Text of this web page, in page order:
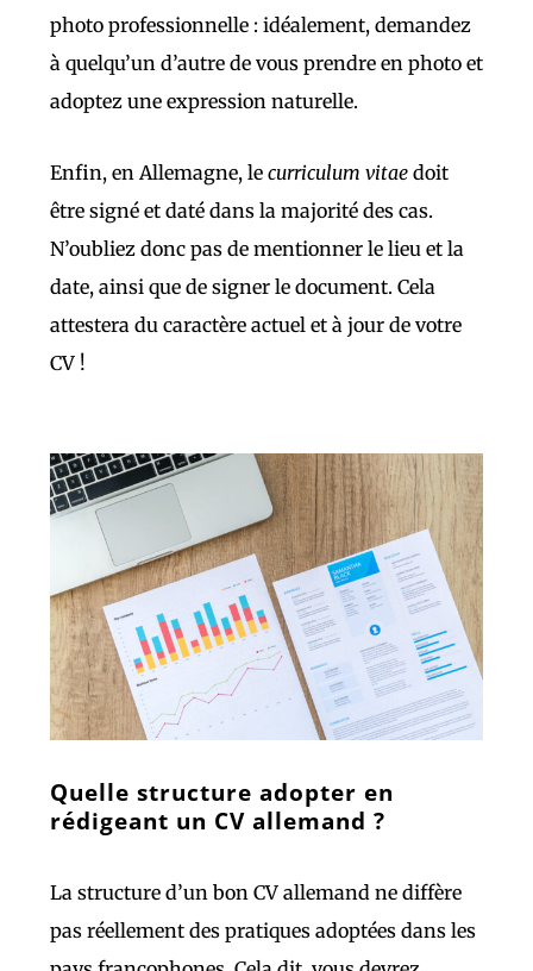
photo professionnelle : idéalement, demandez
à quelqu’un d’autre de vous prendre en photo et
adoptez une expression naturelle.
Enfin, en Allemagne, le curriculum vitae doit
être signé et daté dans la majorité des cas.
N’oubliez donc pas de mentionner le lieu et la
date, ainsi que de signer le document. Cela
attestera du caractère actuel et à jour de votre
CV !
Quelle structure adopter en
rédigeant un CV allemand ?
La structure d’un bon CV allemand ne diffère
pas réellement des pratiques adoptées dans les